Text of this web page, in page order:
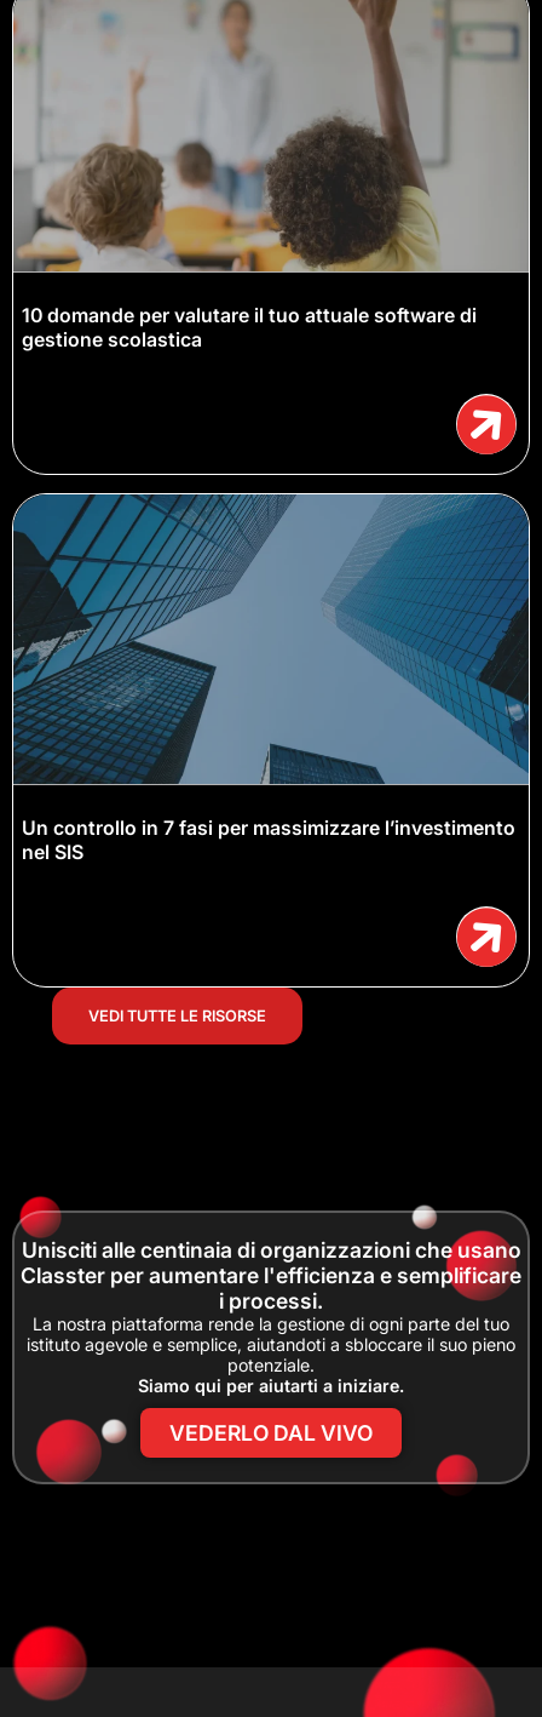
10 domande per valutare il tuo attuale software di
gestione scolastica
Un controllo in 7 fasi per massimizzare l’investimento
nel SIS
VEDI TUTTE LE RISORSE
Unisciti alle centinaia di organizzazioni che usano
Classter per aumentare l'efficienza e semplificare
i processi.
La nostra piattaforma rende la gestione di ogni parte del tuo
istituto agevole e semplice, aiutandoti a sbloccare il suo pieno
potenziale.
Siamo qui per aiutarti a iniziare.
VEDERLO DAL VIVO